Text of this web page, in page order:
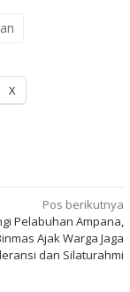
X
Pos berikutnya
Pelabuhan Ampana,
Ajak Warga Jaga
dan Silaturahmi